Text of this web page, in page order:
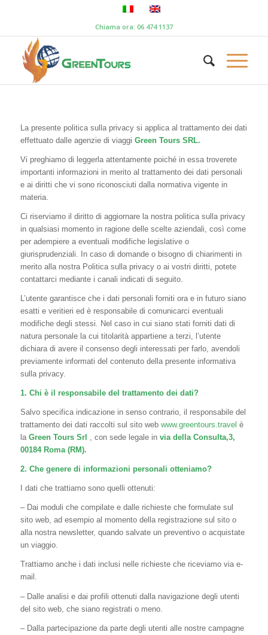
Chiama ora: 06 474 1137
La presente politica sulla privacy si applica al trattamento dei dati
effettuato dalle agenzie di viaggi Green Tours SRL.
Vi preghiamo di leggerla attentamente poiché in essa troverete
importanti informazioni in merito al trattamento dei dati personali
e ai diritti che vi sono riconosciuti dalla normativa vigente in
materia.
Ci riserviamo il diritto di aggiornare la nostra politica sulla privacy
in qualsiasi momento in ragione delle scelte aziendali, così come
per adempiere a eventuali modifiche legislative o
giurisprudenziali. In caso di domande o bisogno di chiarimenti in
merito alla nostra Politica sulla privacy o ai vostri diritti, potete
contattarci mediante i canali indicati di seguito.
L’utente garantisce che i dati personali forniti ora e in futuro siano
esatti e veritieri ed è responsabile di comunicarci eventuali
modifiche degli stessi. Nel caso in cui siano stati forniti dati di
natura personale la cui titolarità appartiene a terzi, l’utente
dichiara di avere il consenso degli interessati per farlo, avendoli
previamente informati del contenuto della presente informativa
sulla privacy.
1. Chi è il responsabile del trattamento dei dati?
Salvo specifica indicazione in senso contrario, il responsabile del
trattamento dei dati raccolti sul sito web www.greentours.travel è
la Green Tours Srl , con sede legale in via della Consulta,3,
00184 Roma (RM).
2. Che genere di informazioni personali otteniamo?
I dati che trattiamo sono quelli ottenuti:
– Dai moduli che compilate e dalle richieste che formulate sul
sito web, ad esempio al momento della registrazione sul sito o
alla nostra newsletter, quando salvate un preventivo o acquistate
un viaggio.
Trattiamo anche i dati inclusi nelle richieste che riceviamo via e-
mail.
– Dalle analisi e dai profili ottenuti dalla navigazione degli utenti
del sito web, che siano registrati o meno.
– Dalla partecipazione da parte degli utenti alle nostre campagne